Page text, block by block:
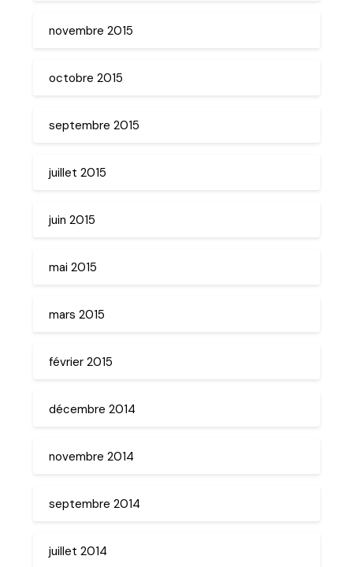
novembre 2015
octobre 2015
septembre 2015
juillet 2015
juin 2015
mai 2015
mars 2015
février 2015
décembre 2014
novembre 2014
septembre 2014
juillet 2014